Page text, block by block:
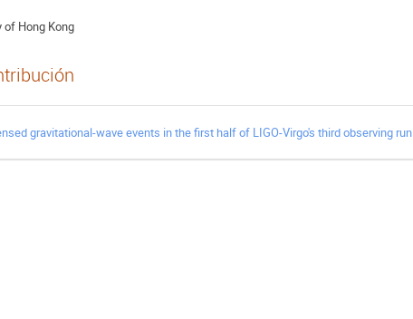
of Hong Kong
gravitational-wave events in the first half of LIGO-Virgo's third observing run